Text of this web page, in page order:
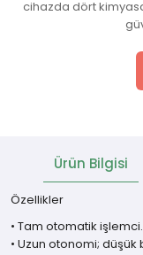
cihazda dört
Ürün Bilgisi
Özellikler
• Tam otomatik işlemci.
• Uzun otonomi;